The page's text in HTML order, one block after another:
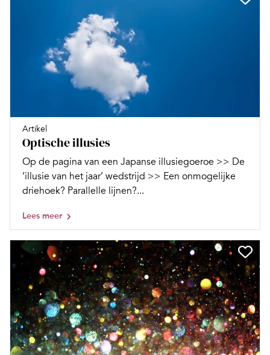
Artikel
Optische illusies
Op de pagina van een Japanse illusiegoeroe >> De
‘illusie van het jaar’ wedstrijd >> Een onmogelijke
driehoek? Parallelle lijnen?...
Lees meer